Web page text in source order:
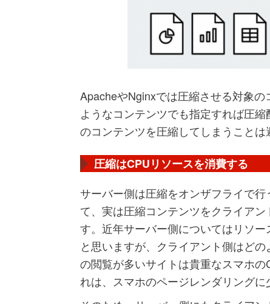
ApacheやNginxでは圧縮させる対象
ようなコンテンツでも指定すれば圧
のコンテンツを圧縮してしまうことは
圧縮はCPUリソースを消費する
サーバー側は圧縮をオンザフライで
て、実は圧縮コンテンツをクライア
す。近年サーバー側についてはリソ
と思いますが、クライアント側はど
の閲覧が多いサイトは貴重なスマホ
れは、スマホのページレンダリングに